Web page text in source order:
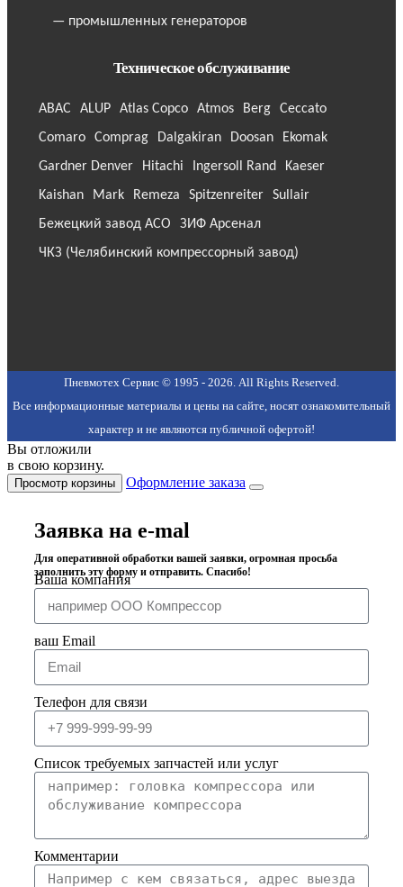
— промышленных генераторов
Техническое обслуживание
ABAC ALUP Atlas Copco Atmos Berg
Ceccato
Comaro
Comprag Dalgakiran Doosan
Ekomak
Gardner Denver
Hitachi Ingersoll Rand
Kaeser
Kaishan
Mark Remeza Spitzenreiter
Sullair
Бежецкий завод АСО
ЗИФ Арсенал
ЧКЗ (Челябинский компрессорный завод)
Пневмотех Сервис © 1995 - 2026. All Rights Reserved.
Все информационные материалы и цены на сайте, носят ознакомительный
характер и не являются публичной офертой!
Вы отложили
в свою корзину.
Просмотр корзины Оформление заказа
Заявка на e-mal
Для оперативной обработки вашей заявки, огромная просьба
заполнить эту форму и отправить. Спасибо!
Ваша компания
ваш Email
Телефон для связи
Список требуемых запчастей или услуг
Комментарии